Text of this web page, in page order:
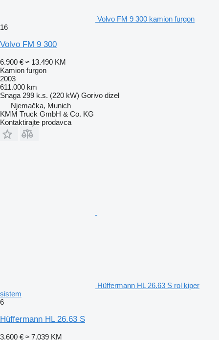
Volvo FM 9 300 kamion furgon
16
Volvo FM 9 300
6.900 € ≈ 13.490 KM
Kamion furgon
2003
611.000 km
Snaga 299 k.s. (220 kW) Gorivo dizel
Njemačka, Munich
KMM Truck GmbH & Co. KG
Kontaktirajte prodavca
Hüffermann HL 26.63 S rol kiper
sistem
6
Hüffermann HL 26.63 S
3.600 € ≈ 7.039 KM